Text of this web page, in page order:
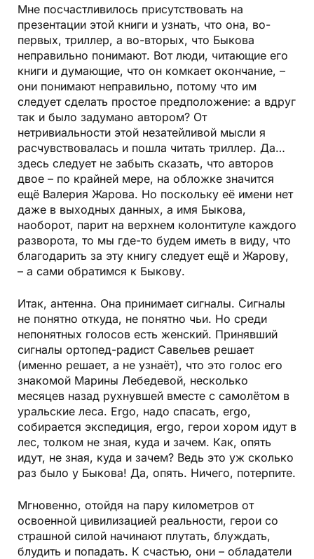
Мне посчастливилось присут­ствовать на
презентации этой книги и узнать, что она, во-
первых, триллер, а во-вторых, что Быкова
неправильно понимают. Вот люди, читающие его
книги и думающие, что он комкает окончание, –
они понимают неправильно, потому что им
следует сделать простое предположение: а вдруг
так и было задумано автором? От
нетривиальности этой незатейливой мысли я
расчувствовалась и пошла читать триллер. Да…
здесь следует не забыть сказать, что авторов
двое – по крайней мере, на обложке значится
ещё Валерия Жарова. Но поскольку её имени нет
даже в выходных данных, а имя Быкова,
наоборот, парит на верхнем колонтитуле каждого
разворота, то мы где-то будем иметь в виду, что
благодарить за эту книгу следует ещё и Жарову,
– а сами обратимся к Быкову.
Итак, антенна. Она принимает сигналы. Сигналы
не понятно откуда, не понятно чьи. Но среди
непонятных голосов есть женский. Принявший
сигналы ортопед-радист Савельев решает
(именно решает, а не узнаёт), что это голос его
знакомой Марины Лебедевой, несколько
месяцев назад рухнувшей вместе с самолётом в
уральские леса. Ergo, надо спасать, ergo,
собирается экспедиция, ergo, герои хором идут в
лес, толком не зная, куда и зачем. Как, опять
идут, не зная, куда и зачем? Ведь это уж сколько
раз было у Быкова! Да, опять. Ничего, потерпите.
Мгновенно, отойдя на пару километров от
освоенной цивилизацией реальности, герои со
страшной силой начинают плутать, блуждать,
блудить и попадать. К счастью, они – обладатели